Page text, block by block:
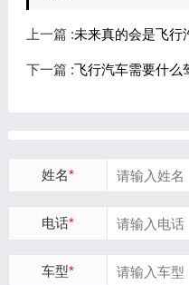
上一篇 :未来真的会是飞行
下一篇 :飞行汽车需要什么
姓名*
电话*
车型*